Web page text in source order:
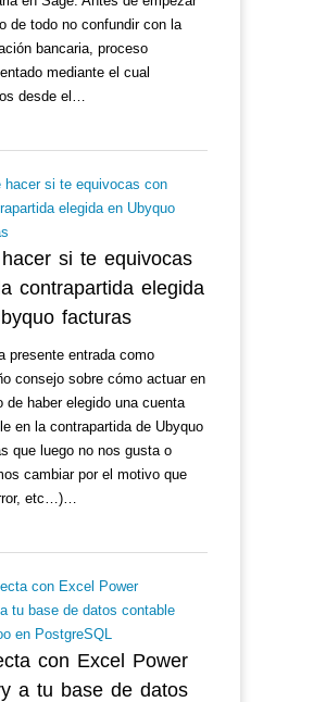
de todo no confundir con la
bancaria, proceso
mediante el cual
desde el…
si te equivocas
contrapartida elegida
facturas
presente entrada como
consejo sobre cómo actuar en
de haber elegido una cuenta
en la contrapartida de Ubyquo
que luego no nos gusta o
cambiar por el motivo que
etc…)…
con Excel Power
a tu base de datos